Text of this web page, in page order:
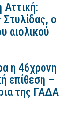
Αττική:
ο
αιολικού
η 46χρονη
επίθεση –
της ΓΑΔΑ